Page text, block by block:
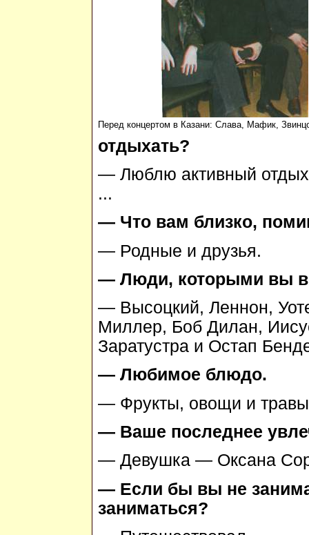
Перед концертом в Казани: Слава, Мафик,
отдыхать?
— Люблю активный
...
— Что вам близко,
— Родные и друзья.
— Люди, которыми вы
— Высоцкий, Леннон,
Миллер, Боб Дилан,
Заратустра и Остап
— Любимое блюдо.
— Фрукты, овощи и
— Ваше последнее
— Девушка — Оксана
— Если бы вы не
заниматься?